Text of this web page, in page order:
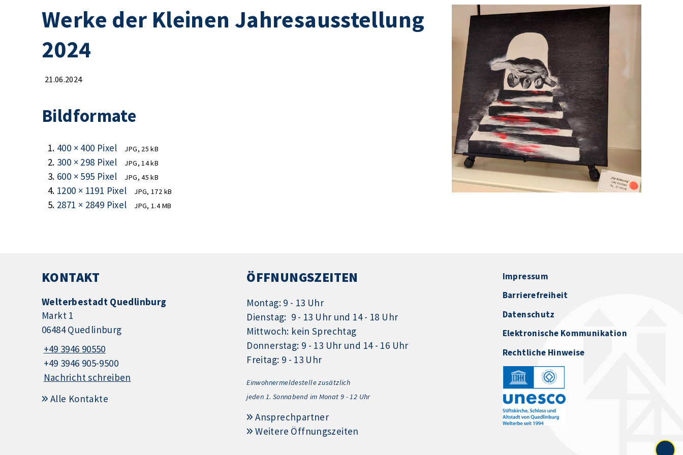
Werke der Kleinen Jahresausstellung
2024
21.06.2024
Bildformate
400 × 400 Pixel JPG, 25 kB
300 × 298 Pixel JPG, 14 kB
600 × 595 Pixel JPG, 45 kB
1200 × 1191 Pixel JPG, 172 kB
2871 × 2849 Pixel JPG, 1.4 MB
KONTAKT
Welterbestadt Quedlinburg
Markt 1
06484 Quedlinburg
+49 3946 90550
+49 3946 905-9500
Nachricht schreiben
Alle Kontakte
ÖFFNUNGSZEITEN
Montag: 9 - 13 Uhr
Dienstag: 9 - 13 Uhr und 14 - 18 Uhr
Mittwoch: kein Sprechtag
Donnerstag: 9 - 13 Uhr und 14 - 16 Uhr
Freitag: 9 - 13 Uhr
Einwohnermeldestelle zusätzlich
jeden 1. Sonnabend im Monat 9 - 12 Uhr
Ansprechpartner
Weitere Öffnungszeiten
Impressum
Barrierefreiheit
Datenschutz
Elektronische Kommunikation
Rechtliche Hinweise